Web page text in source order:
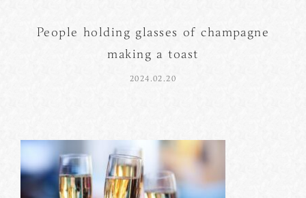
People holding glasses of champagne
making a toast
2024.02.20